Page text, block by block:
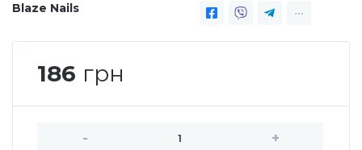
Фарби для розпису
Фольга для лиття (ефект кракелюра)
Blaze Nails
186 грн
- +